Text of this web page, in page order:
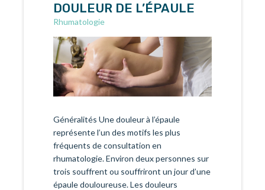
DOULEUR DE L’ÉPAULE
Rhumatologie
Généralités Une douleur à l’épaule
représente l’un des motifs les plus
fréquents de consultation en
rhumatologie. Environ deux personnes sur
trois souffrent ou souffriront un jour d’une
épaule douloureuse. Les douleurs